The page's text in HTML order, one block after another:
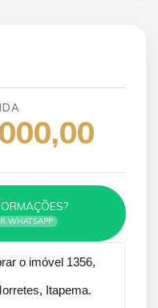
WHATSAPP